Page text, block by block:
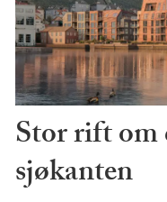
Stor rift om
sjøkanten